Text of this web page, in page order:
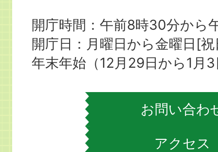
町
役
場
開庁時間：午前8時30分から
開庁日：月曜日から金曜日[
年末年始（12月29日から1月
お問い合わ
アクセス